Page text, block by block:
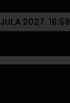
2027. 16:59